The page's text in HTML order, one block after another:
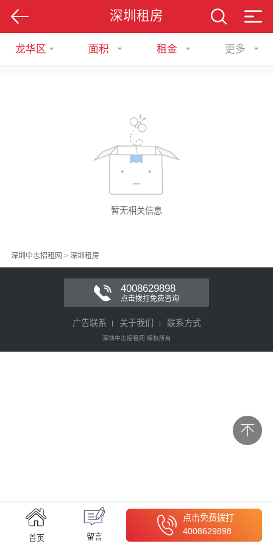
深圳租房
龙华区 面积 租金 更多
暂无相关信息
深圳中志招租网 > 深圳租房
首页 留言
点击免费拨打
4008629898
4008629898
点击拨打免费咨询
广告联系 关于我们 联系方式
深圳中志招租网 版权所有